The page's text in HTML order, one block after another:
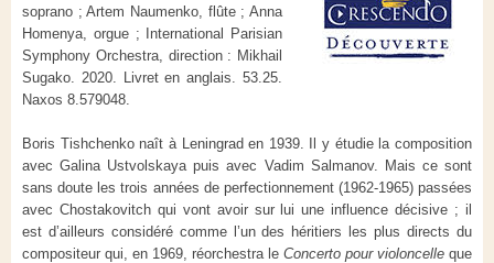
soprano ; Artem Naumenko, flûte ; Anna
Homenya, orgue ; International Parisian
Symphony Orchestra, direction : Mikhail
Sugako. 2020. Livret en anglais. 53.25.
Naxos 8.579048.
Boris Tishchenko naît à Leningrad en 1939. Il y étudie la composition
avec Galina Ustvolskaya puis avec Vadim Salmanov. Mais ce sont
sans doute les trois années de perfectionnement (1962-1965) passées
avec Chostakovitch qui vont avoir sur lui une influence décisive ; il
est d’ailleurs considéré comme l’un des héritiers les plus directs du
compositeur qui, en 1969, réorchestra le Concerto pour violoncelle que